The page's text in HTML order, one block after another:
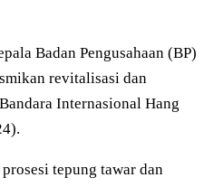
Badan Pengusahaan (BP)
revitalisasi dan
Internasional Hang
tepung tawar dan